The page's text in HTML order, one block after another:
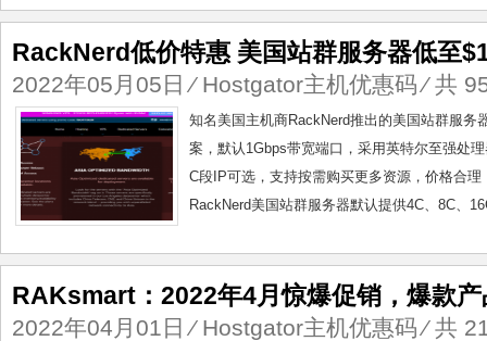
RackNerd低价特惠 美国站群服务器低至
2022年05月05日 ⁄ Hostgator主机优惠码⁄ 共
知名美国主机商RackNerd推出的美国站群服务
案，默认1Gbps带宽端口，采用英特尔至强处
C段IP可选，支持按需购买更多资源，价格合
RackNerd美国站群服务器默认提供4C、8C、
RAKsmart：2022年4月惊爆促销，爆款
2022年04月01日 ⁄ Hostgator主机优惠码⁄ 共